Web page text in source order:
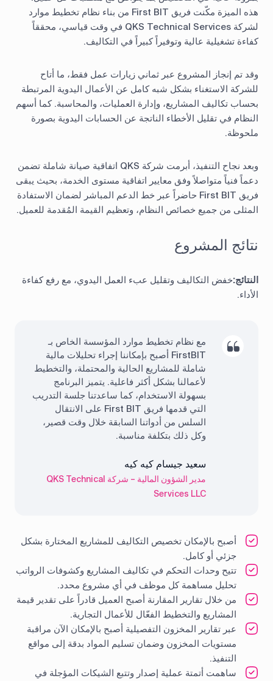
هذه الميزة مكّنت فريق First BIT من بناء نظام تخطيط موارد
لشركة QKS Technical Services في وقت قياسي، محققاً
كفاءة تشغيلية عالية وتوفيراً كبيراً في التكاليف.
وقد تم إنجاز المشروع عبر ثماني زيارات عمل فقط، ما أتاح
للشركة الاستغناء بشكل شبه كامل عن الأعمال اليدوية المرتبطة
بحساب تكاليف المشاريع، وإدارة العمليات، والمحاسبة. كما أسهم
النظام في تقليل الأخطاء الناتجة عن الحسابات اليدوية بصورة
ملحوظة.
وبعد نجاح التنفيذ، أبرمت شركة QKS اتفاقية صيانة شاملة تضمن
دعماً فنياً متواصلاً وفق معايير اتفاقية مستوى الخدمة، بحيث يبقى
فريق First BIT حاضراً عبر خط الدعم المباشر لضمان الاستفادة
المثلى من جميع خصائص النظام، وتعظيم القيمة المُقدمة للعميل.
نتائج المشروع
النتائج:خفض التكاليف وتقليل عبء العمل اليدوي، مع رفع كفاءة
الأداء.
مع نظام تخطيط موارد المؤسسة الخاص بـ
FirstBIT أصبح بإمكاننا إجراء تحليلات مالية
شاملة للمشاريع الحالية والمحتملة، والتخطيط
لأعمالنا بشكل أكثر فاعلية. يتميز البرنامج
بسهولة الاستخدام، كما ساعدتنا جلسة التدريب
التي قدمها فريق First BIT على الانتقال
السلس من أدواتنا السابقة خلال وقت قصير،
وكل ذلك بتكلفة مناسبة.
سعيد جيسام كيه كيه
مدير الشؤون المالية – شركة QKS Technical
Services LLC
أصبح بالإمكان تخصيص التكاليف للمشاريع المختارة بشكل
جزئي أو كامل.
تتيح وحدات التحكم في تكاليف المشاريع وكشوفات الرواتب
تحليل مساهمة كل موظف في أي مشروع محدد.
من خلال تقارير المقارنة أصبح العميل قادراً على تقدير قيمة
المشاريع والتخطيط الفعّال للأعمال التجارية.
عبر تقارير المخزون التفصيلية أصبح بالإمكان الآن مراقبة
مستويات المخزون وضمان تسليم المواد بدقة إلى مواقع
التنفيذ.
ساهمت أتمتة عملية إصدار وتتبع الشيكات المؤجلة في